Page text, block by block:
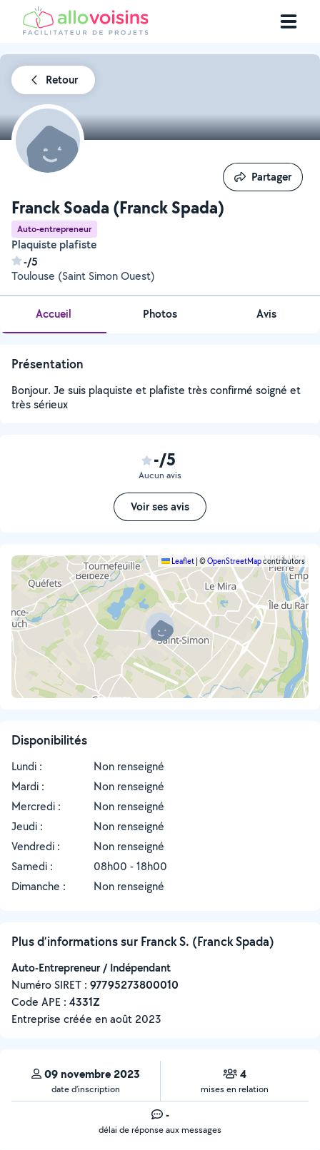
Retour
Franck Soada (Franck Spada)
Auto-entrepreneur
Plaquiste plafiste
-/5
Toulouse (Saint Simon Ouest)
Partager
Partager
Accueil Photos Avis
Présentation
Bonjour. Je suis plaquiste et plafiste très confirmé soigné et
très sérieux
-/5
Aucun avis
Voir ses avis
Leaflet| ©OpenStreetMapcontributors
Disponibilités
Lundi :
Non renseigné
Mardi :
Non renseigné
Mercredi :
Non renseigné
Jeudi :
Non renseigné
Vendredi :
Non renseigné
Samedi :
08h00 - 18h00
Dimanche :
Non renseigné
Plus d’informations sur Franck S. (Franck Spada)
Auto-Entrepreneur / Indépendant
Numéro SIRET : ‍97795273800010
Code APE : 4331Z
Entreprise créée enaoût 2023
09 novembre 2023
date d’inscription
4
mises en relation
-
délai de réponse aux messages